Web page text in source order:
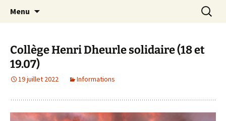
Collège Henri Dheurle
Site officiel du Collège Henri Dheurle de La
Teste de Buch (Bassin d'Arcachon – Gironde)
Menu
Collège Henri Dheurle solidaire (18 et
19.07)
19 juillet 2022 Informations